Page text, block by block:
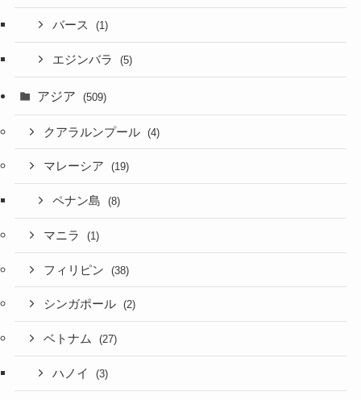
バース (1)
エジンバラ (5)
アジア (509)
クアラルンプール (4)
マレーシア (19)
ペナン島 (8)
マニラ (1)
フィリピン (38)
シンガポール (2)
ベトナム (27)
ハノイ (3)